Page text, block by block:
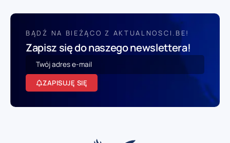
BĄDŹ NA BIEŻĄCO Z AKTUALNOSCI.BE!
Zapisz się do naszego newslettera!
ZAPISUJĘ SIĘ